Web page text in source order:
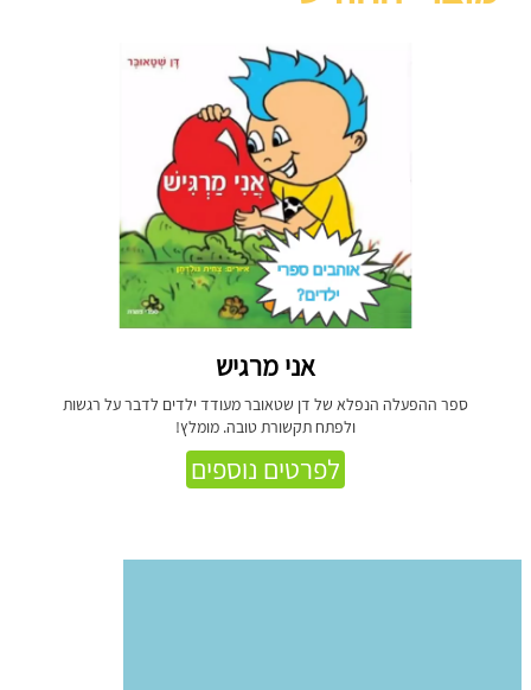
אני מרגיש
ספר ההפעלה הנפלא של דן שטאובר מעודד ילדים לדבר על רגשות
ולפתח תקשורת טובה. מומלץ!
לפרטים נוספים